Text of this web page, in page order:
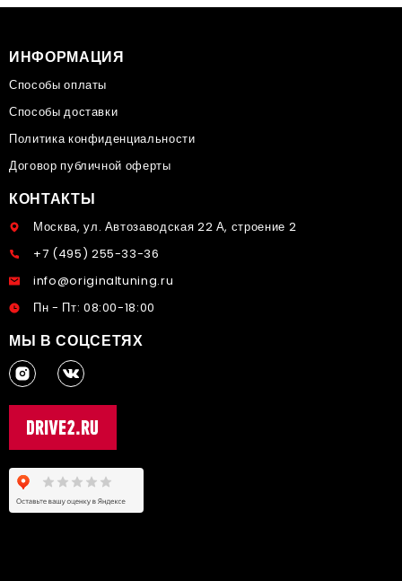
ИНФОРМАЦИЯ
Способы оплаты
Способы доставки
Политика конфиденциальности
Договор публичной оферты
КОНТАКТЫ
Москва, ул. Автозаводская 22 А, строение 2
+7 (495) 255-33-36
info@originaltuning.ru
Пн - Пт: 08:00-18:00
МЫ В СОЦСЕТЯХ